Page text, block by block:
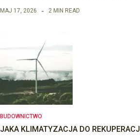
MAJ 17, 2026 2 MIN READ
BUDOWNICTWO
JAKA KLIMATYZACJA DO REKUPERACJI